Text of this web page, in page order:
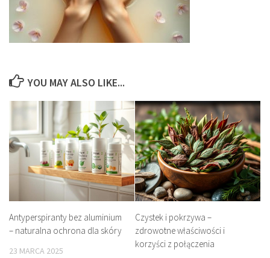
YOU MAY ALSO LIKE...
Antyperspiranty bez aluminium
– naturalna ochrona dla skóry
23 MARCA 2025
Czystek i pokrzywa –
zdrowotne właściwości i
korzyści z połączenia